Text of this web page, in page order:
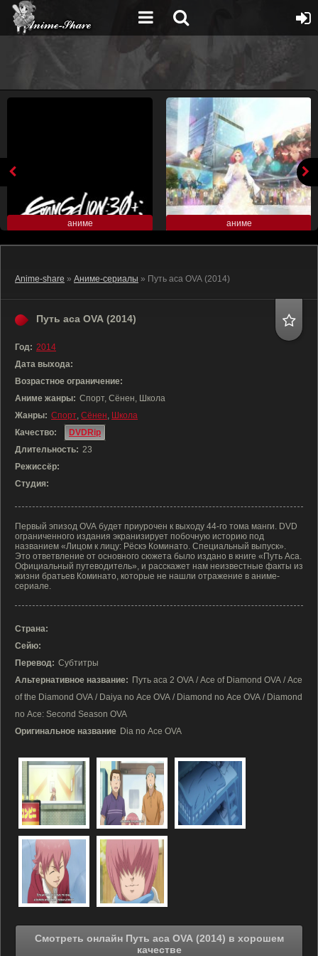
аниме аниме
Anime-share » Аниме-сериалы » Путь аса OVA (2014)
Путь аса OVA (2014)
Год: 2014
Дата выхода:
Возрастное ограничение:
Аниме жанры: Спорт, Сёнен, Школа
Жанры: Спорт, Сёнен, Школа
Качество:
DVDRip
Длительность: 23
Режиссёр:
Студия:
Первый эпизод OVA будет приурочен к выходу 44-го тома манги. DVD
ограниченного издания экранизирует побочную историю под
названием «Лицом к лицу: Рёскэ Коминато. Специальный выпуск».
Это ответвление от основного сюжета было издано в книге «Путь Аса.
Официальный путеводитель», и расскажет нам неизвестные факты из
жизни братьев Коминато, которые не нашли отражение в аниме-
сериале.
Страна:
Сейю:
Перевод: Субтитры
Альтернативное название: Путь аса 2 OVA / Ace of Diamond OVA / Ace
of the Diamond OVA / Daiya no Ace OVA / Diamond no Ace OVA / Diamond
no Ace: Second Season OVA
Оригинальное название Dia no Ace OVA
Смотреть онлайн Путь аса OVA (2014) в хорошем
качестве